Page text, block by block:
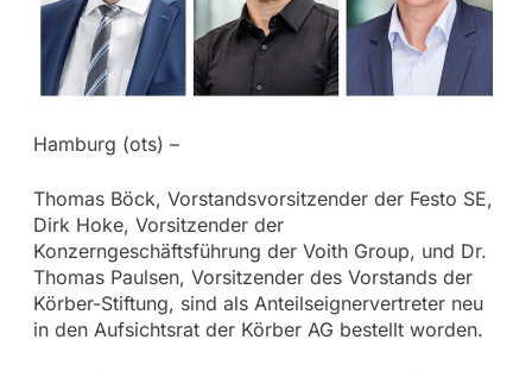
Hamburg (ots) –
Thomas Böck, Vorstandsvorsitzender der Festo SE,
Dirk Hoke, Vorsitzender der
Konzerngeschäftsführung der Voith Group, und Dr.
Thomas Paulsen, Vorsitzender des Vorstands der
Körber-Stiftung, sind als Anteilseignervertreter neu
in den Aufsichtsrat der Körber AG bestellt worden.